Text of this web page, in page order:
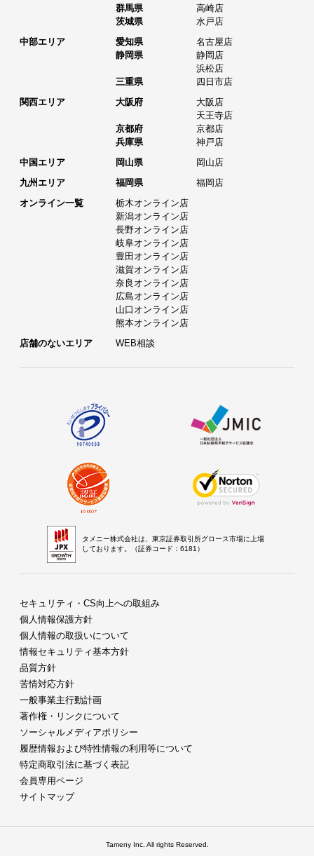
群馬県
高崎店
茨城県
水戸店
中部エリア
愛知県
名古屋店
静岡県
静岡店
浜松店
三重県
四日市店
関西エリア
大阪府
大阪店
天王寺店
京都府
京都店
兵庫県
神戸店
中国エリア
岡山県
岡山店
九州エリア
福岡県
福岡店
オンライン一覧
栃木オンライン店
新潟オンライン店
長野オンライン店
岐阜オンライン店
豊田オンライン店
滋賀オンライン店
奈良オンライン店
広島オンライン店
山口オンライン店
熊本オンライン店
店舗のないエリア
WEB相談
タメニー株式会社は、東京証券取引所グロース市場に上場
しております。（証券コード：6181）
セキュリティ・CS向上への取組み
個人情報保護方針
個人情報の取扱いについて
情報セキュリティ基本方針
品質方針
苦情対応方針
一般事業主行動計画
著作権・リンクについて
ソーシャルメディアポリシー
履歴情報および特性情報の利用等について
特定商取引法に基づく表記
会員専用ページ
サイトマップ
Tameny Inc. All rights Reserved.